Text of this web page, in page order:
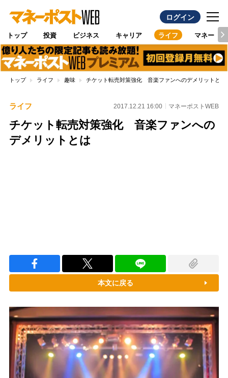
ログイン
トップ 投資 ビジネス キャリア ライフ マネー
トップ ライフ 趣味 チケット転売対策強化 音楽ファンへのデメリットとは
ライフ 2017.12.21 16:00 マネーポストWEB
チケット転売対策強化 音楽ファンへの
デメリットとは
本文に戻る